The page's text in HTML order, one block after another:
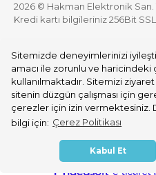
Sitemizde deneyimlerinizi
amacı ile zorunlu ve haricindeki
kullanılmaktadır. Sitemizi
sitenin düzgün çalışması için
çerezler için izin vermektesiniz.
bilgi için: Çerez Politikası
Kabul Et
2026 © Hakman Elektronik San.
Kredi kartı bilgileriniz 256Bit
ideasoft